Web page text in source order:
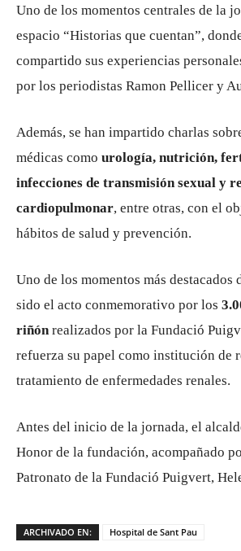
Uno de los momentos centrales de la
espacio “Historias que cuentan”,
compartido sus experiencias
por los periodistas Ramon Pellicer y
Además, se han impartido charlas
médicas como urología, nutrición,
infecciones de transmisión sexual y
cardiopulmonar, entre otras, con el
hábitos de salud y prevención.
Uno de los momentos más destacados
sido el acto conmemorativo por los
riñón realizados por la Fundació
refuerza su papel como institución de
tratamiento de enfermedades renales.
Antes del inicio de la jornada, el
Honor de la fundación, acompañado
Patronato de la Fundació Puigvert,
ARCHIVADO EN: Hospital de Sant Pau